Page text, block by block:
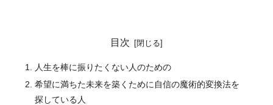
目次
人生を棒に振りたくない人のための
希望に満ちた未来を築くために自信の魔術的変換法を
探している人